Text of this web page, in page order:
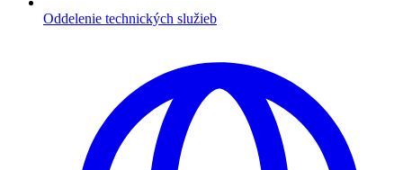
Oddelenie technických služieb